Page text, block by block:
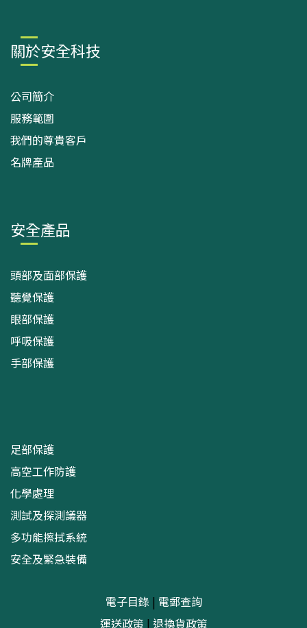
關於安全科技
公司簡介
服務範圍
我們的尊貴客戶
名牌產品
安全產品
頭部及面部保護
聽覺保護
眼部保護
呼吸保護
手部保護
足部保護
高空工作防護
化學處理
測試及探測議器
多功能擦拭系統
安全及緊急裝備
電子目錄| 電郵查詢
運送政策 | 退換貨政策